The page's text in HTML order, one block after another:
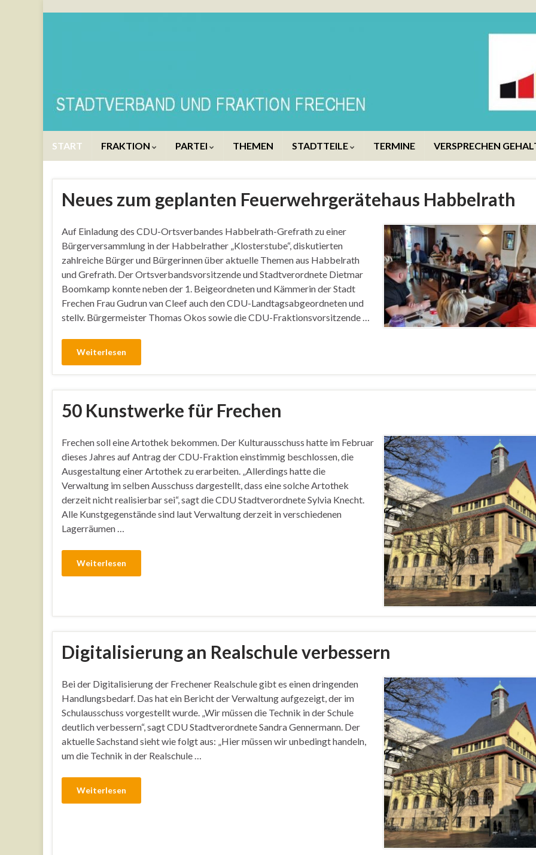
START FRAKTION PARTEI THEMEN STADTTEILE TERMINE VERSPRECHEN
Neues zum geplanten Feuerwehrgerätehaus Habbelrath
Auf Einladung des CDU-Ortsverbandes Habbelrath-Grefrath zu einer
Bürgerversammlung in der Habbelrather „Klosterstube“, diskutierten
zahlreiche Bürger und Bürgerinnen über aktuelle Themen aus Habbelrath
und Grefrath. Der Ortsverbandsvorsitzende und Stadtverordnete Dietmar
Boomkamp konnte neben der 1. Beigeordneten und Kämmerin der Stadt
Frechen Frau Gudrun van Cleef auch den CDU-Landtagsabgeordneten und
stellv. Bürgermeister Thomas Okos sowie die CDU-Fraktionsvorsitzende …
Weiterlesen
50 Kunstwerke für Frechen
Frechen soll eine Artothek bekommen. Der Kulturausschuss hatte im Februar
dieses Jahres auf Antrag der CDU-Fraktion einstimmig beschlossen, die
Ausgestaltung einer Artothek zu erarbeiten. „Allerdings hatte die
Verwaltung im selben Ausschuss dargestellt, dass eine solche Artothek
derzeit nicht realisierbar sei“, sagt die CDU Stadtverordnete Sylvia Knecht.
Alle Kunstgegenstände sind laut Verwaltung derzeit in verschiedenen
Lagerräumen …
Weiterlesen
Digitalisierung an Realschule verbessern
Bei der Digitalisierung der Frechener Realschule gibt es einen dringenden
Handlungsbedarf. Das hat ein Bericht der Verwaltung aufgezeigt, der im
Schulausschuss vorgestellt wurde. „Wir müssen die Technik in der Schule
deutlich verbessern“, sagt CDU Stadtverordnete Sandra Gennermann. Der
aktuelle Sachstand sieht wie folgt aus: „Hier müssen wir unbedingt handeln,
um die Technik in der Realschule …
Weiterlesen